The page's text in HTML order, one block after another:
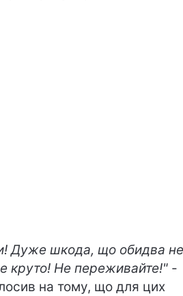
Дуже шкода, що обидва
круто! Не переживайте!" -
на тому, що для цих